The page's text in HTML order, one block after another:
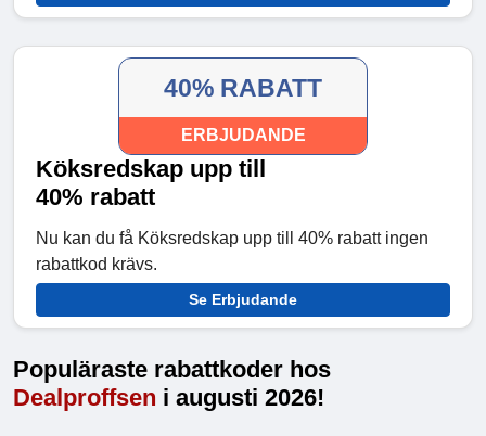
40% RABATT
ERBJUDANDE
Köksredskap upp till
40% rabatt
Nu kan du få Köksredskap upp till 40% rabatt ingen
rabattkod krävs.
Se Erbjudande
Populäraste rabattkoder hos
Dealproffsen i augusti 2026!